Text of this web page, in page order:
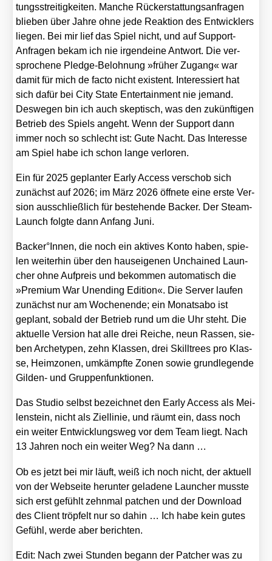
tungs­strei­tig­kei­ten. Man­che Rück­erstat­tungs­an­fra­gen
blie­ben über Jah­re ohne jede Reak­ti­on des Ent­wick­lers
lie­gen. Bei mir lief das Spiel nicht, und auf Sup­port-
Anfra­gen bekam ich nie irgend­ei­ne Ant­wort. Die ver­
spro­che­ne Pledge-Beloh­nung »frü­her Zugang« war
damit für mich de fac­to nicht exis­tent. Inter­es­siert hat
sich dafür bei City Sta­te Enter­tain­ment nie jemand.
Des­we­gen bin ich auch skep­tisch, was den zukünf­ti­gen
Betrieb des Spiels angeht. Wenn der Sup­port dann
immer noch so schlecht ist: Gute Nacht. Das Inter­es­se
am Spiel habe ich schon lan­ge ver­lo­ren.
Ein für 2025 geplan­ter Ear­ly Access ver­schob sich
zunächst auf 2026; im März 2026 öff­ne­te eine ers­te Ver­
si­on aus­schließ­lich für bestehen­de Back­er. Der Steam-
Launch folg­te dann Anfang Juni.
Backer°Innen, die noch ein akti­ves Kon­to haben, spie­
len wei­ter­hin über den haus­ei­ge­nen Unchai­ned Laun­
cher ohne Auf­preis und bekom­men auto­ma­tisch die
»Pre­mi­um War Unen­ding Edi­ti­on«. Die Ser­ver lau­fen
zunächst nur am Wochen­en­de; ein Monats­abo ist
geplant, sobald der Betrieb rund um die Uhr steht. Die
aktu­el­le Ver­si­on hat alle drei Rei­che, neun Ras­sen, sie­
ben Arche­ty­pen, zehn Klas­sen, drei Skill­trees pro Klas­
se, Heim­zo­nen, umkämpf­te Zonen sowie grund­le­gen­de
Gil­den- und Grup­pen­funk­tio­nen.
Das Stu­dio selbst bezeich­net den Ear­ly Access als Mei­
len­stein, nicht als Ziel­li­nie, und räumt ein, dass noch
ein wei­ter Ent­wick­lungs­weg vor dem Team liegt. Nach
13 Jah­ren noch ein wei­ter Weg? Na dann …
Ob es jetzt bei mir läuft, weiß ich noch nicht, der aktu­ell
von der Web­sei­te her­un­ter gela­de­ne Laun­cher muss­te
sich erst gefühlt zehn­mal patchen und der Down­load
des Cli­ent tröp­felt nur so dahin … Ich habe kein gutes
Gefühl, wer­de aber berich­ten.
Edit: Nach zwei Stun­den begann der Patcher was zu